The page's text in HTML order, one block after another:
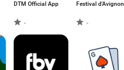
DTM Official App
-
Festival d'Avignon
-